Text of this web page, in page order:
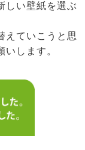
しい壁紙を選ぶ
えていこうと思
します。